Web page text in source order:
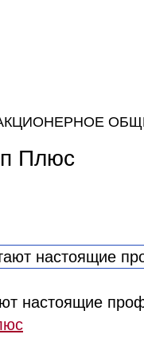
Плюс
настоящие